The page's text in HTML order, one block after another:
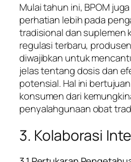
Mulai tahun ini, BPOM
perhatian lebih pada
tradisional dan suplemen
regulasi terbaru,
diwajibkan untuk
jelas tentang dosis dan
potensial. Hal ini
konsumen dari
penyalahgunaan obat
3. Kolaborasi